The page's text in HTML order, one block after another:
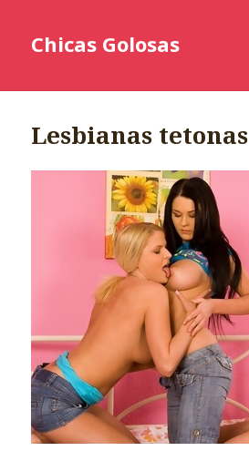
Chicas Golosas
Lesbianas tetonas